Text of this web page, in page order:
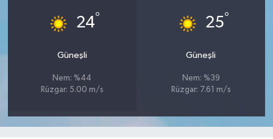
24°
Güneşli
Nem: %44
Rüzgar: 5.00 m/s
25°
Güneşli
Nem: %39
Rüzgar: 7.61 m/s